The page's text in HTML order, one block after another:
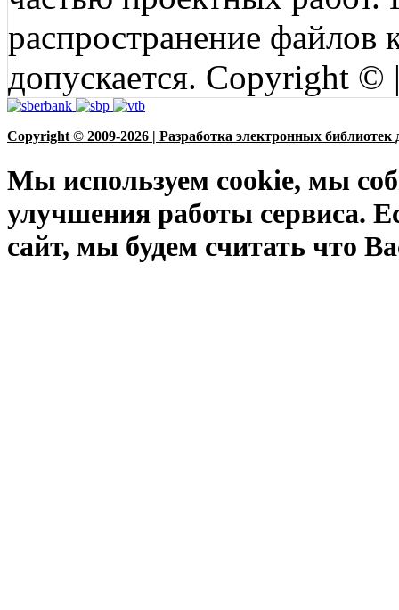
распространение файлов
допускается. Copyright
Copyright © 2009-2026 | Разработка электронных библиотек
Мы используем cookie, мы
улучшения работы сервиса.
сайт, мы будем считать что